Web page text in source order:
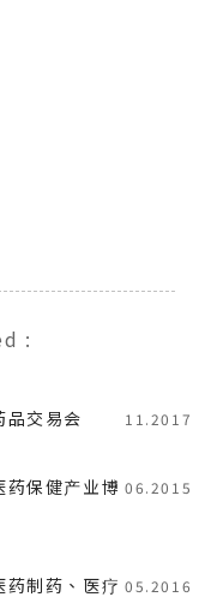
:
交易会 11.2017
保健产业博 06.2015
制药、医疗 05.2016